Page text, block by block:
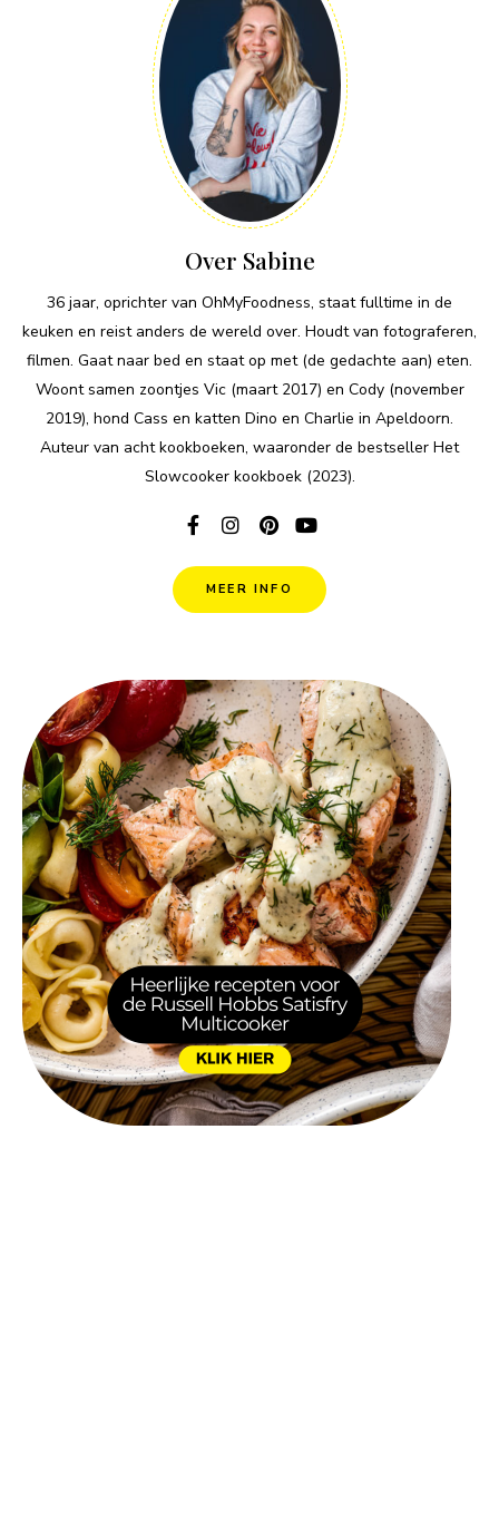
Over Sabine
36 jaar, oprichter van OhMyFoodness, staat fulltime in de
keuken en reist anders de wereld over. Houdt van fotograferen,
filmen. Gaat naar bed en staat op met (de gedachte aan) eten.
Woont samen zoontjes Vic (maart 2017) en Cody (november
2019), hond Cass en katten Dino en Charlie in Apeldoorn.
Auteur van acht kookboeken, waaronder de bestseller Het
Slowcooker kookboek (2023).
MEER INFO